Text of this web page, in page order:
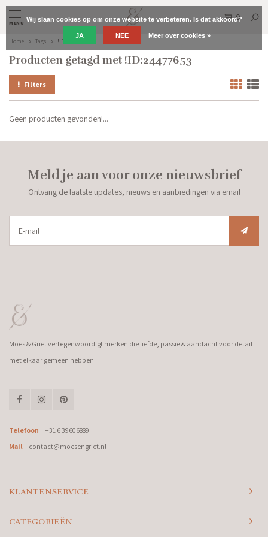
MENU
0
Home Tags !ID:24477653
Producten getagd met !ID:24477653
Filters
Geen producten gevonden!...
Meld je aan voor onze nieuwsbrief
Ontvang de laatste updates, nieuws en aanbiedingen via email
Moes & Griet vertegenwoordigt merken die liefde, passie & aandacht voor detail
met elkaar gemeen hebben.
Telefoon
+31 6 39606889
Mail
contact@moesengriet.nl
KLANTENSERVICE
CATEGORIEËN
Wij slaan cookies op om onze website te verbeteren. Is dat akkoord?
JA NEE Meer over cookies »